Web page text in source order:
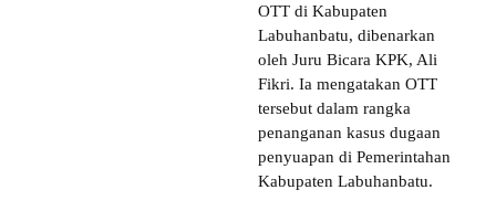
OTT di Kabupaten
Labuhanbatu, dibenarkan
oleh Juru Bicara KPK, Ali
Fikri. Ia mengatakan OTT
tersebut dalam rangka
penanganan kasus dugaan
penyuapan di Pemerintahan
Kabupaten Labuhanbatu.